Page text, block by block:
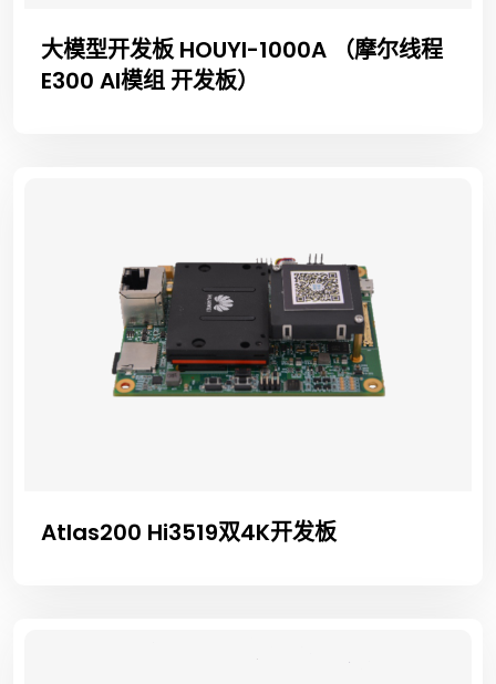
大模型开发板 HOUYI-1000A （摩尔线程
E300 AI模组 开发板）
Atlas200 Hi3519双4K开发板